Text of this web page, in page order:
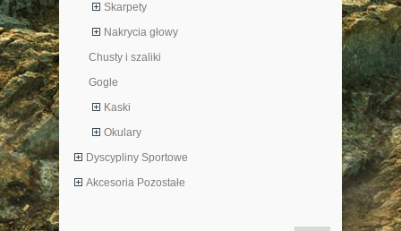
Skarpety
Nakrycia głowy
Chusty i szaliki
Gogle
Kaski
Okulary
Dyscypliny Sportowe
Akcesoria Pozostałe